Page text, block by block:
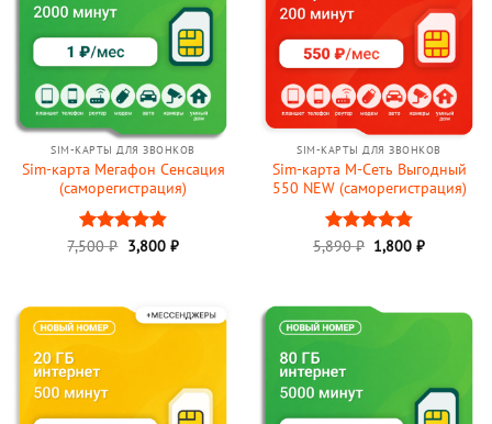
SIM-КАРТЫ ДЛЯ ЗВОНКОВ
Sim-карта Мегафон Сенсация
(саморегистрация)
Оценка
7,500₽ 3,800 ₽
SIM-КАРТЫ ДЛЯ ЗВОНКОВ
Sim-карта М-Сеть Выгодный
550 NEW (саморегистрация)
Оценка
5,890₽ Первоначальная
цена
1,800₽Текущая